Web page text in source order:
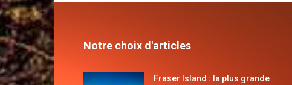
Notre choix d'articles
Fraser Island : la plus grande